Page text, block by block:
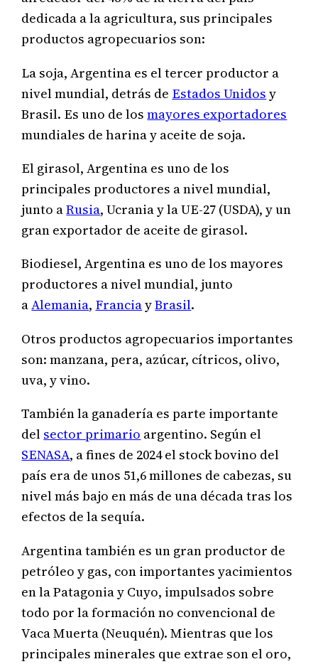
dedicada a la agricultura, sus principales
productos agropecuarios son:
La soja, Argentina es el tercer productor a
nivel mundial, detrás de Estados Unidos y
Brasil. Es uno de losmayores exportadores
mundiales de harina y aceite de soja.
El girasol, Argentina es uno de los
principales productores a nivel mundial,
junto aRusia, Ucrania y la UE-27 (USDA), y un
gran exportador de aceite de girasol.
Biodiesel, Argentina es uno de los mayores
productores a nivel mundial, junto
aAlemania, FranciayBrasil.
Otros productos agropecuarios importantes
son: manzana, pera, azúcar, cítricos, olivo,
uva, y vino.
También la ganadería es parte importante
del sector primario argentino. Según el
SENASA, a fines de 2024 el stock bovino del
país era de unos 51,6 millones de cabezas, su
nivel más bajo en más de una década tras los
efectos de la sequía.
Argentina también es un gran productor de
petróleo y gas, con importantes yacimientos
en la Patagonia y Cuyo, impulsados sobre
todo por la formación no convencional de
Vaca Muerta (Neuquén). Mientras que los
principales minerales que extrae son el oro,